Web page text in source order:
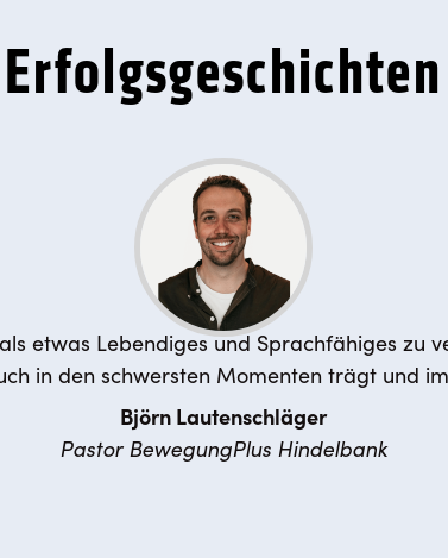
Erfolgsgeschichten
etwas Lebendiges und Sprachfähiges zu
in den schwersten Momenten trägt und
Björn Lautenschläger
Pastor BewegungPlus Hindelbank